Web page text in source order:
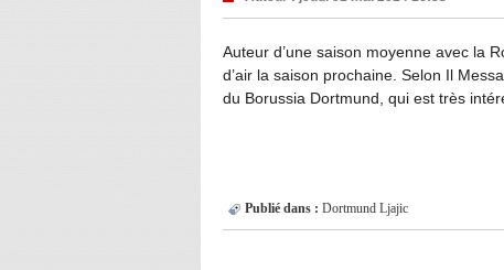
Auteur d’une saison moyenne avec la
d’air la saison prochaine. Selon Il
du Borussia Dortmund, qui est très
Publié dans : Dortmund Ljajic